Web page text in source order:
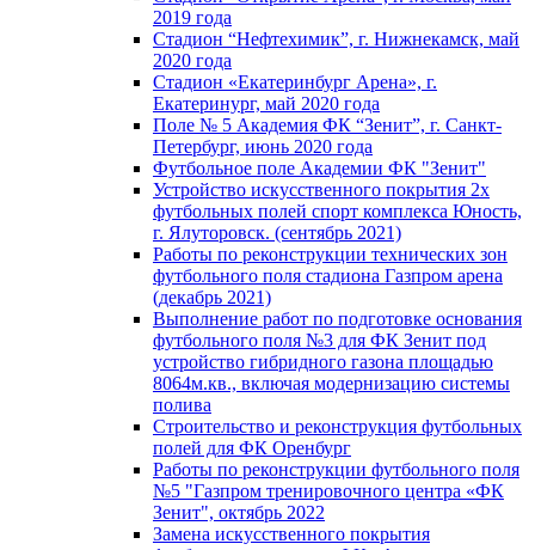
2019 года
Стадион “Нефтехимик”, г. Нижнекамск, май
2020 года
Стадион «Екатеринбург Арена», г.
Екатеринург, май 2020 года
Поле № 5 Академия ФК “Зенит”, г. Санкт-
Петербург, июнь 2020 года
Футбольное поле Академии ФК "Зенит"
Устройство искусственного покрытия 2х
футбольных полей спорт комплекса Юность,
г. Ялуторовск. (сентябрь 2021)
Работы по реконструкции технических зон
футбольного поля стадиона Газпром арена
(декабрь 2021)
Выполнение работ по подготовке основания
футбольного поля №3 для ФК Зенит под
устройство гибридного газона площадью
8064м.кв., включая модернизацию системы
полива
Строительство и реконструкция футбольных
полей для ФК Оренбург
Работы по реконструкции футбольного поля
№5 "Газпром тренировочного центра «ФК
Зенит", октябрь 2022
Замена искусственного покрытия